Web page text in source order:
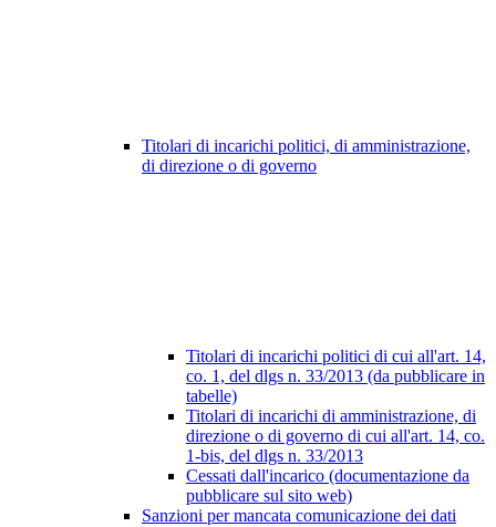
Titolari di incarichi politici, di amministrazione,
di direzione o di governo
Titolari di incarichi politici di cui all'art. 14,
co. 1, del dlgs n. 33/2013 (da pubblicare in
tabelle)
Titolari di incarichi di amministrazione, di
direzione o di governo di cui all'art. 14, co.
1-bis, del dlgs n. 33/2013
Cessati dall'incarico (documentazione da
pubblicare sul sito web)
Sanzioni per mancata comunicazione dei dati